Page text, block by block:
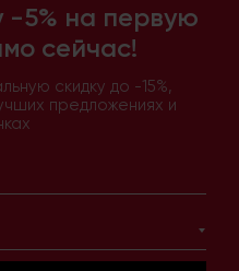
-5% на первую
сейчас!
скидку до -15%,
предложениях и